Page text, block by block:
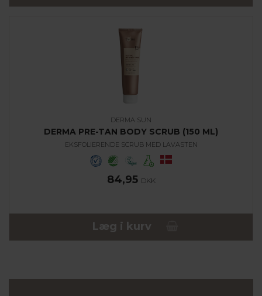
DERMA SUN
DERMA PRE-TAN BODY SCRUB (150 ML)
EKSFOLIERENDE SCRUB MED LAVASTEN
84,95 DKK
Læg i kurv